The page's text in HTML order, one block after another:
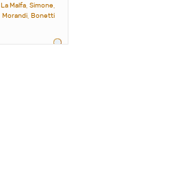
La Malfa, Simone,
Morandi, Bonetti